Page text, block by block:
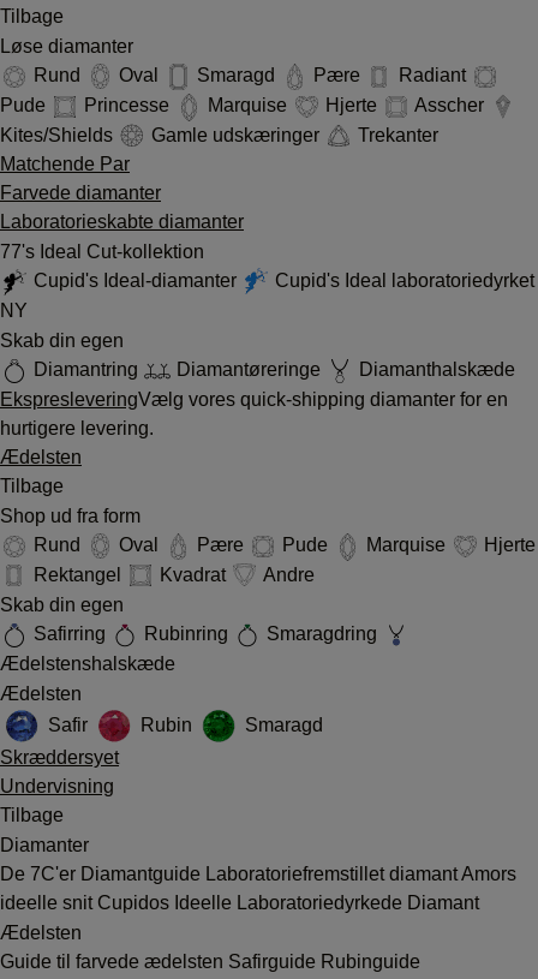
Tilbage
Løse diamanter
Rund
Oval Smaragd Pære
Radiant
Pude
Princesse Marquise Hjerte
Asscher
Kites/Shields
Gamle udskæringer
Trekanter
Matchende Par
Farvede diamanter
Laboratorieskabte diamanter
77's Ideal Cut-kollektion
Cupid's Ideal-diamanter
Cupid's Ideal laboratoriedyrket
NY
Skab din egen
Diamantring
Diamantøreringe
Diamanthalskæde
EkspresleveringVælg vores quick-shipping diamanter for en
hurtigere levering.
Ædelsten
Tilbage
Shop ud fra form
Rund
Oval Pære Pude Marquise
Hjerte
Rektangel
Kvadrat
Andre
Skab din egen
Safirring
Rubinring
Smaragdring
Ædelstenshalskæde
Ædelsten
Safir
Rubin
Smaragd
Skræddersyet
Undervisning
Tilbage
Diamanter
De 7C'er Diamantguide Laboratoriefremstillet diamantAmors
ideelle snit Cupidos Ideelle Laboratoriedyrkede Diamant
Ædelsten
Guide til farvede ædelsten Safirguide Rubinguide